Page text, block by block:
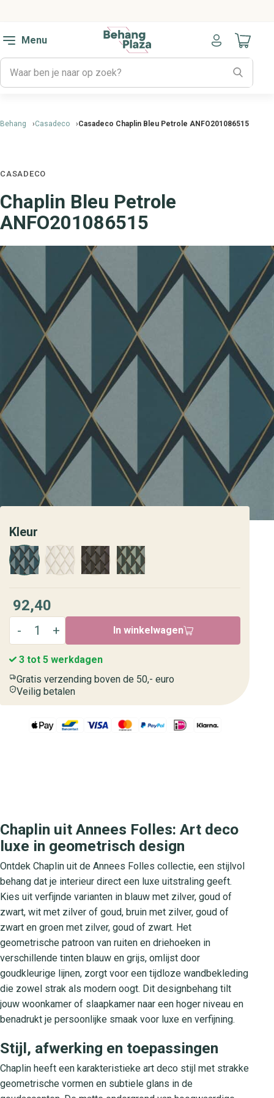
Menu
Naar
Behang Casadeco Casadeco Chaplin Bleu Petrole ANFO201086515
CASADECO
Chaplin Bleu Petrole
ANFO201086515
Kleur
92,40
In winkelwagen
3 tot 5 werkdagen
Gratis verzending boven de 50,- euro
Veilig betalen
Chaplin uit Annees Folles: Art deco
luxe in geometrisch design
Ontdek Chaplin uit de Annees Folles collectie, een stijlvol
behang dat je interieur direct een luxe uitstraling geeft.
Kies uit verfijnde varianten in blauw met zilver, goud of
zwart, wit met zilver of goud, bruin met zilver, goud of
zwart en groen met zilver, goud of zwart. Het
geometrische patroon van ruiten en driehoeken in
verschillende tinten blauw en grijs, omlijst door
goudkleurige lijnen, zorgt voor een tijdloze wandbekleding
die zowel strak als modern oogt. Dit designbehang tilt
jouw woonkamer of slaapkamer naar een hoger niveau en
benadrukt je persoonlijke smaak voor luxe en verfijning.
Stijl, afwerking en toepassingen
Chaplin heeft een karakteristieke art deco stijl met strakke
geometrische vormen en subtiele glans in de